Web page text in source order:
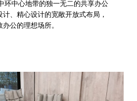
环中心地带的独一无二的共享办公
、精心设计的宽敞开放式布局，
公的理想场所。